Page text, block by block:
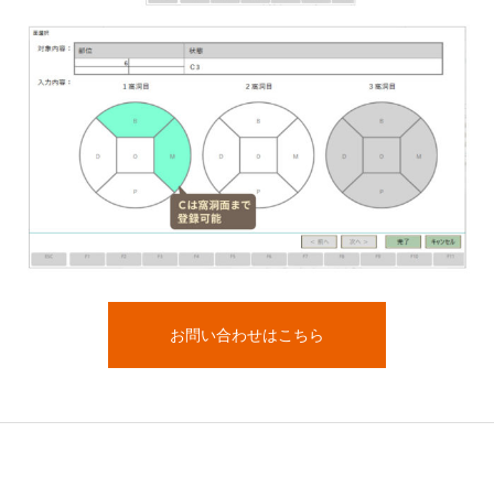
お問い合わせはこちら